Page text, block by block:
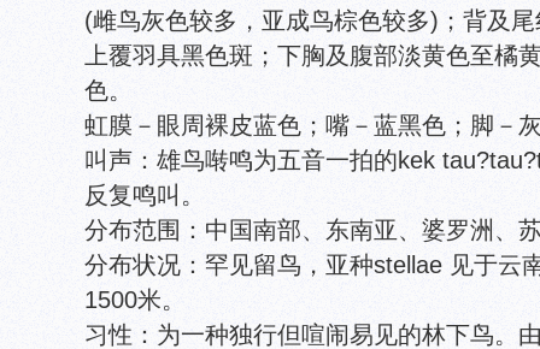
(雌鸟灰色较多，亚成鸟棕色较多)；背及
上覆羽具黑色斑；下胸及腹部淡黄色至橘
色。
虹膜－眼周裸皮蓝色；嘴－蓝黑色；脚－
叫声：雄鸟啭鸣为五音一拍的kek
反复鸣叫。
分布范围：中国南部、东南亚、婆罗洲、
分布状况：罕见留鸟，亚种stellae 见于云
1500米。
习性：为一种独行但喧闹易见的林下鸟。